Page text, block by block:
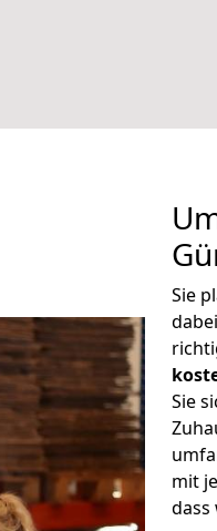
Sie
Sie
mit
dass